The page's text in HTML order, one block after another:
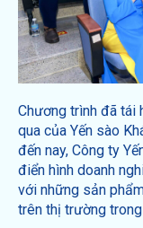
Chương trình đã tái
qua của Yến sào
đến nay, Công ty
điển hình doanh
với những sản
trên thị trường